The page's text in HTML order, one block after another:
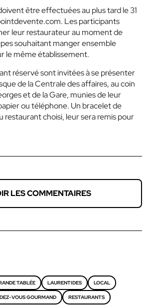
être effectuées au plus tard le 31
Les participants
leur restaurateur au moment de
souhaitant manger ensemble
le même établissement.
réservé sont invitées à se présenter
de la Centrale des affaires, au coin
et de la Gare, munies de leur
ou téléphone. Un bracelet de
restaurant choisi, leur sera remis pour
LES COMMENTAIRES
TABLÉE LAURENTIDES LOCAL
VOUS GOURMAND RESTAURANTS